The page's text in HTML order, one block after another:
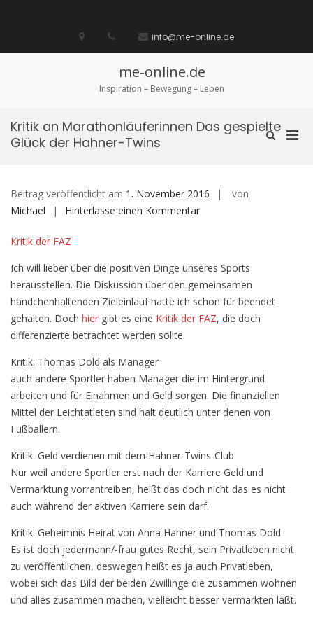
biete
/
Ich
suche
diese
Seite
info@me-online.de
me-online.de
Inspiration – Bewegung – Leben
Such-
Kritik an Marathonläuferinnen Das gespielte
Glück der Hahner-Twins
Beitrag veröffentlicht am 1. November 2016
von
Michael
Hinterlasse einen Kommentarauf
Kritik der FAZ
Ich will lieber über die positiven Dinge unseres Sports
herausstellen. Die Diskussion über den gemeinsamen
händchenhaltenden Zieleinlauf hatte ich schon für beendet
gehalten. Doch hier gibt es eine Kritik der FAZ, die doch
differenzierte betrachtet werden sollte.
Kritik: Thomas Dold als Manager
auch andere Sportler haben Manager die im Hintergrund
arbeiten und für Einahmen und Geld sorgen. Die finanziellen
Mittel der Leichtatleten sind halt deutlich unter denen von
Fußballern.
Kritik: Geld verdienen mit dem Hahner-Twins-Club
Nur weil andere Sportler erst nach der Karriere Geld und
Vermarktung vorrantreiben, heißt das doch nicht das es nicht
auch während der aktiven Karriere sein darf.
Kritik: Geheimnis Heirat von Anna Hahner und Thomas Dold
Es ist doch jedermann/-frau gutes Recht, sein Privatleben nicht
zu veröffentlichen, deswegen heißt es ja auch Privatleben,
wobei sich das Bild der beiden Zwillinge die zusammen wohnen
und alles zusammen machen, vielleicht besser vermarkten läßt.